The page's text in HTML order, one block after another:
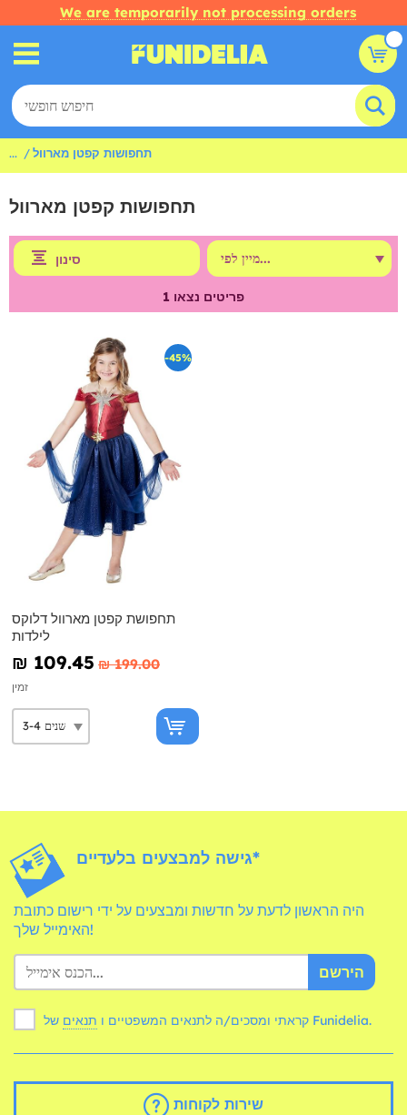
We are temporarily not processing orders
... תחפושות קפטן מארוול
תחפושות קפטן מארוול
סינון
1 פריטים נצאו
-45%
תחפושת קפטן מארוול דלוקס
לילדות
₪‎ 109.45 ₪‎ 199.00
זמין
גישה למבצעים בלעדיים*
היה הראשון לדעת על חדשות ומבצעים על ידי רישום כתובת
האימייל שלך!
הירשם
קראתי ומסכים/ה לתנאים המשפטיים ו תנאים של Funidelia.
שירות לקוחות